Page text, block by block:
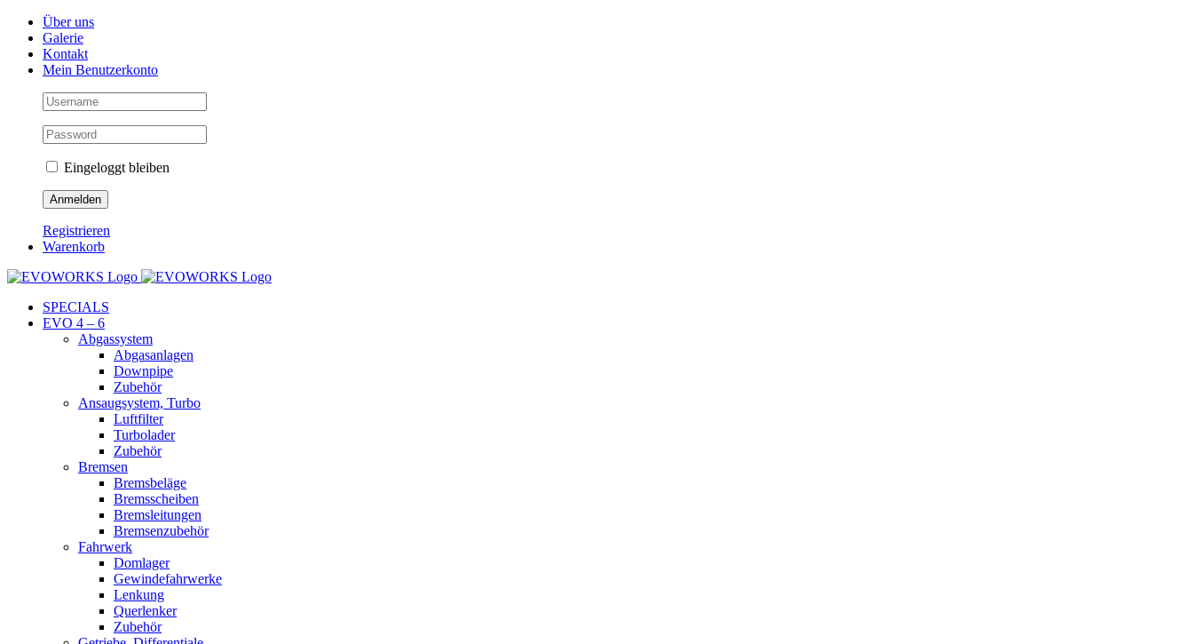
Skip
content
Facebook
Instagram
YouTubeÜber uns
Galerie
Kontakt
Mein Benutzerkonto
Eingeloggt bleiben
Registrieren
Warenkorb
SPECIALS
EVO 4 – 6
Abgassystem
Abgasanlagen
Downpipe
Zubehör
Ansaugsystem, Turbo
Luftfilter
Turbolader
Zubehör
Bremsen
Bremsbeläge
Bremsscheiben
Bremsleitungen
Bremsenzubehör
Fahrwerk
Domlager
Gewindefahrwerke
Lenkung
Querlenker
Zubehör